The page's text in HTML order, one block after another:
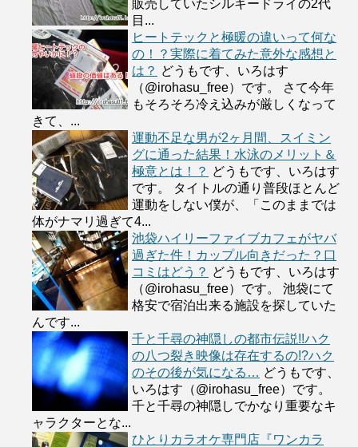
販売していたシルキードライの2代
目...
ヒートテックと極暖の違いって何な
の！？実際に着てみた意外な感想と
は？ どうもです、いろはす
（@irohasu_free）です。 さて今年
もそろそろ冷え込みが厳しくなって
きて、...
運動不足な男が2ヶ月間、スイミン
グに通った結果！水泳のメリット＆
極意とは！？ どうもです、いろはす
です。 タイトルの通り普段ほとんど
運動をしない僕が、「このままでは
体がナマリ過ぎて4...
池袋ハイリーファイブカフェがヤバ
過ぎた件！カップル向きだった？口
コミはどう？ どうもです、いろはす
（@irohasu_free）です。 池袋にて
格安で宿泊出来る施設を探していた
んです...
千と千尋の神隠しの都市伝説!!ハク
の八つ裂き映像は存在するの!?ハク
のその後が気になる… どうもです、
いろはす（@irohasu_free）です。
千と千尋の神隠しでかなり重要なキ
ャラクターとな...
ひとりカラオケ専門店『ワンカラ